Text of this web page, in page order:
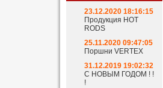
23.12.2020 18:16:15
Продукция HOT
RODS
25.11.2020 09:47:05
Поршни VERTEX
31.12.2019 19:02:32
С НОВЫМ ГОДОМ ! !
!